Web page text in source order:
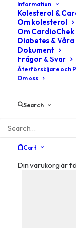
Information
Kolesterol &
Om kolesterol
Om CardioChek
Diabetes &
Dokument
Frågor & Svar
Återförsäljare och
Om oss
Search
Cart
Din varukorg är